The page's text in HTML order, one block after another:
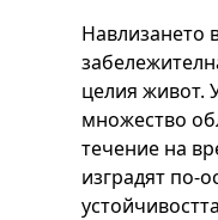
Навлизането
целия живот.
множество
течение на
изградят по-